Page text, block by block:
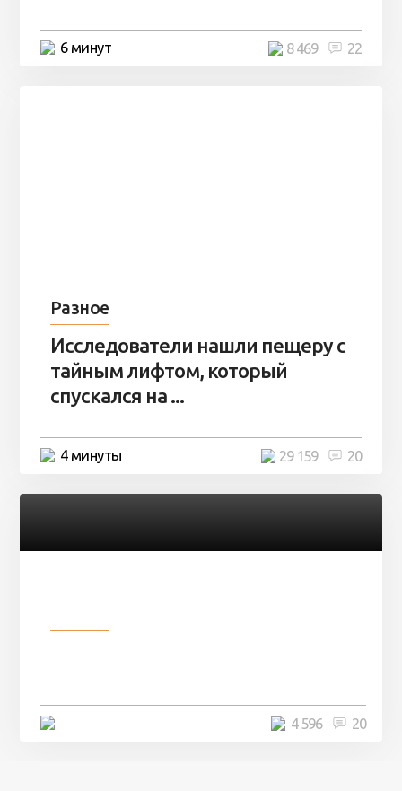
6 минут 22
8 469
Разное
Исследователи нашли пещеру с
тайным лифтом, который
спускался на ...
4 минуты 20
29 159
20
4 596